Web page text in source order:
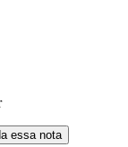
essa nota